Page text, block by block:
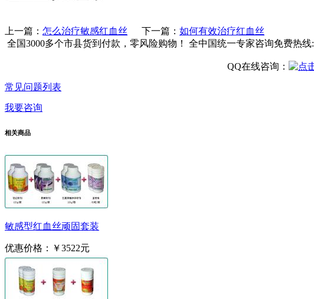
上一篇： 怎么治疗敏感红血丝 下一篇： 如何有效治疗红血丝
全国3000多个市县货到付款，零风险购物！ 全中国统一专家咨询免费热线:
QQ在线咨询：
常见问题列表
我要咨询
相关商品
敏感型红血丝顽固套装
优惠价格： ￥3522元